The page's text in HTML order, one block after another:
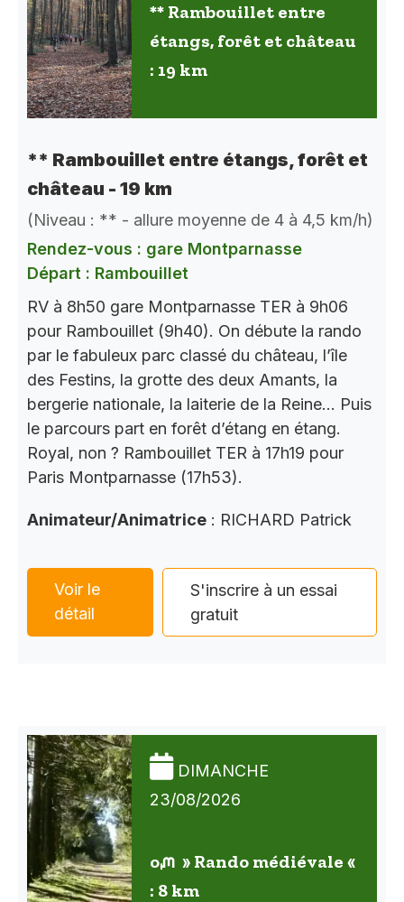
** Rambouillet entre
étangs, forêt et château
: 19 km
** Rambouillet entre étangs, forêt et
château - 19 km
(Niveau : ** - allure moyenne de 4 à 4,5 km/h)
Rendez-vous : gare Montparnasse
Départ : Rambouillet
RV à 8h50 gare Montparnasse TER à 9h06
pour Rambouillet (9h40). On débute la rando
par le fabuleux parc classé du château, l’île
des Festins, la grotte des deux Amants, la
bergerie nationale, la laiterie de la Reine… Puis
le parcours part en forêt d’étang en étang.
Royal, non ? Rambouillet TER à 17h19 pour
Paris Montparnasse (17h53).
Animateur/Animatrice : RICHARD Patrick
Voir le
détail
S'inscrire à un essai
gratuit
DIMANCHE
23/08/2026
oᘻ » Rando médiévale «
: 8 km